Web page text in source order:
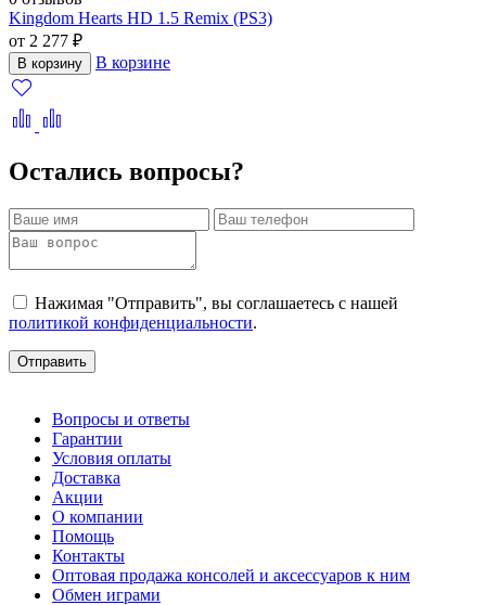
Kingdom Hearts HD 1.5 Remix (PS3)
от 2 277 ₽
В корзину В корзине
Остались вопросы?
Нажимая "Отправить", вы соглашаетесь с нашей
политикой конфиденциальности.
Отправить
Вопросы и ответы
Гарантии
Условия оплаты
Доставка
Акции
О компании
Помощь
Контакты
Оптовая продажа консолей и аксессуаров к ним
Обмен играми